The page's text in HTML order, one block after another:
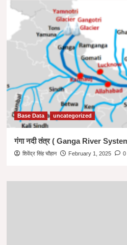
Base Data uncategorized
गंगा नदी तंत्र ( Ganga River
शिवेंद्र सिंह चौहान February 1, 2025 0